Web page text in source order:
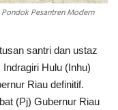
Pesantren Modern
santri dan ustaz
Hulu (Inhu)
Riau definitif.
(Pj) Gubernur Riau